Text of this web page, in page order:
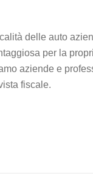
delle auto
per la
aziende e
fiscale.